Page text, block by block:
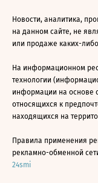
Новости, аналитика,
на данном сайте, не
или продаже каких-
На информационном
технологии
информации на основе
относящихся к
находящихся на
Правила применения
рекламно-обменной
24smi